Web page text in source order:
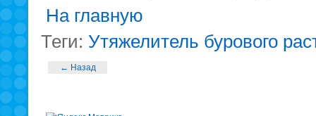
На главную
Теги: Утяжелитель бурового
← Назад